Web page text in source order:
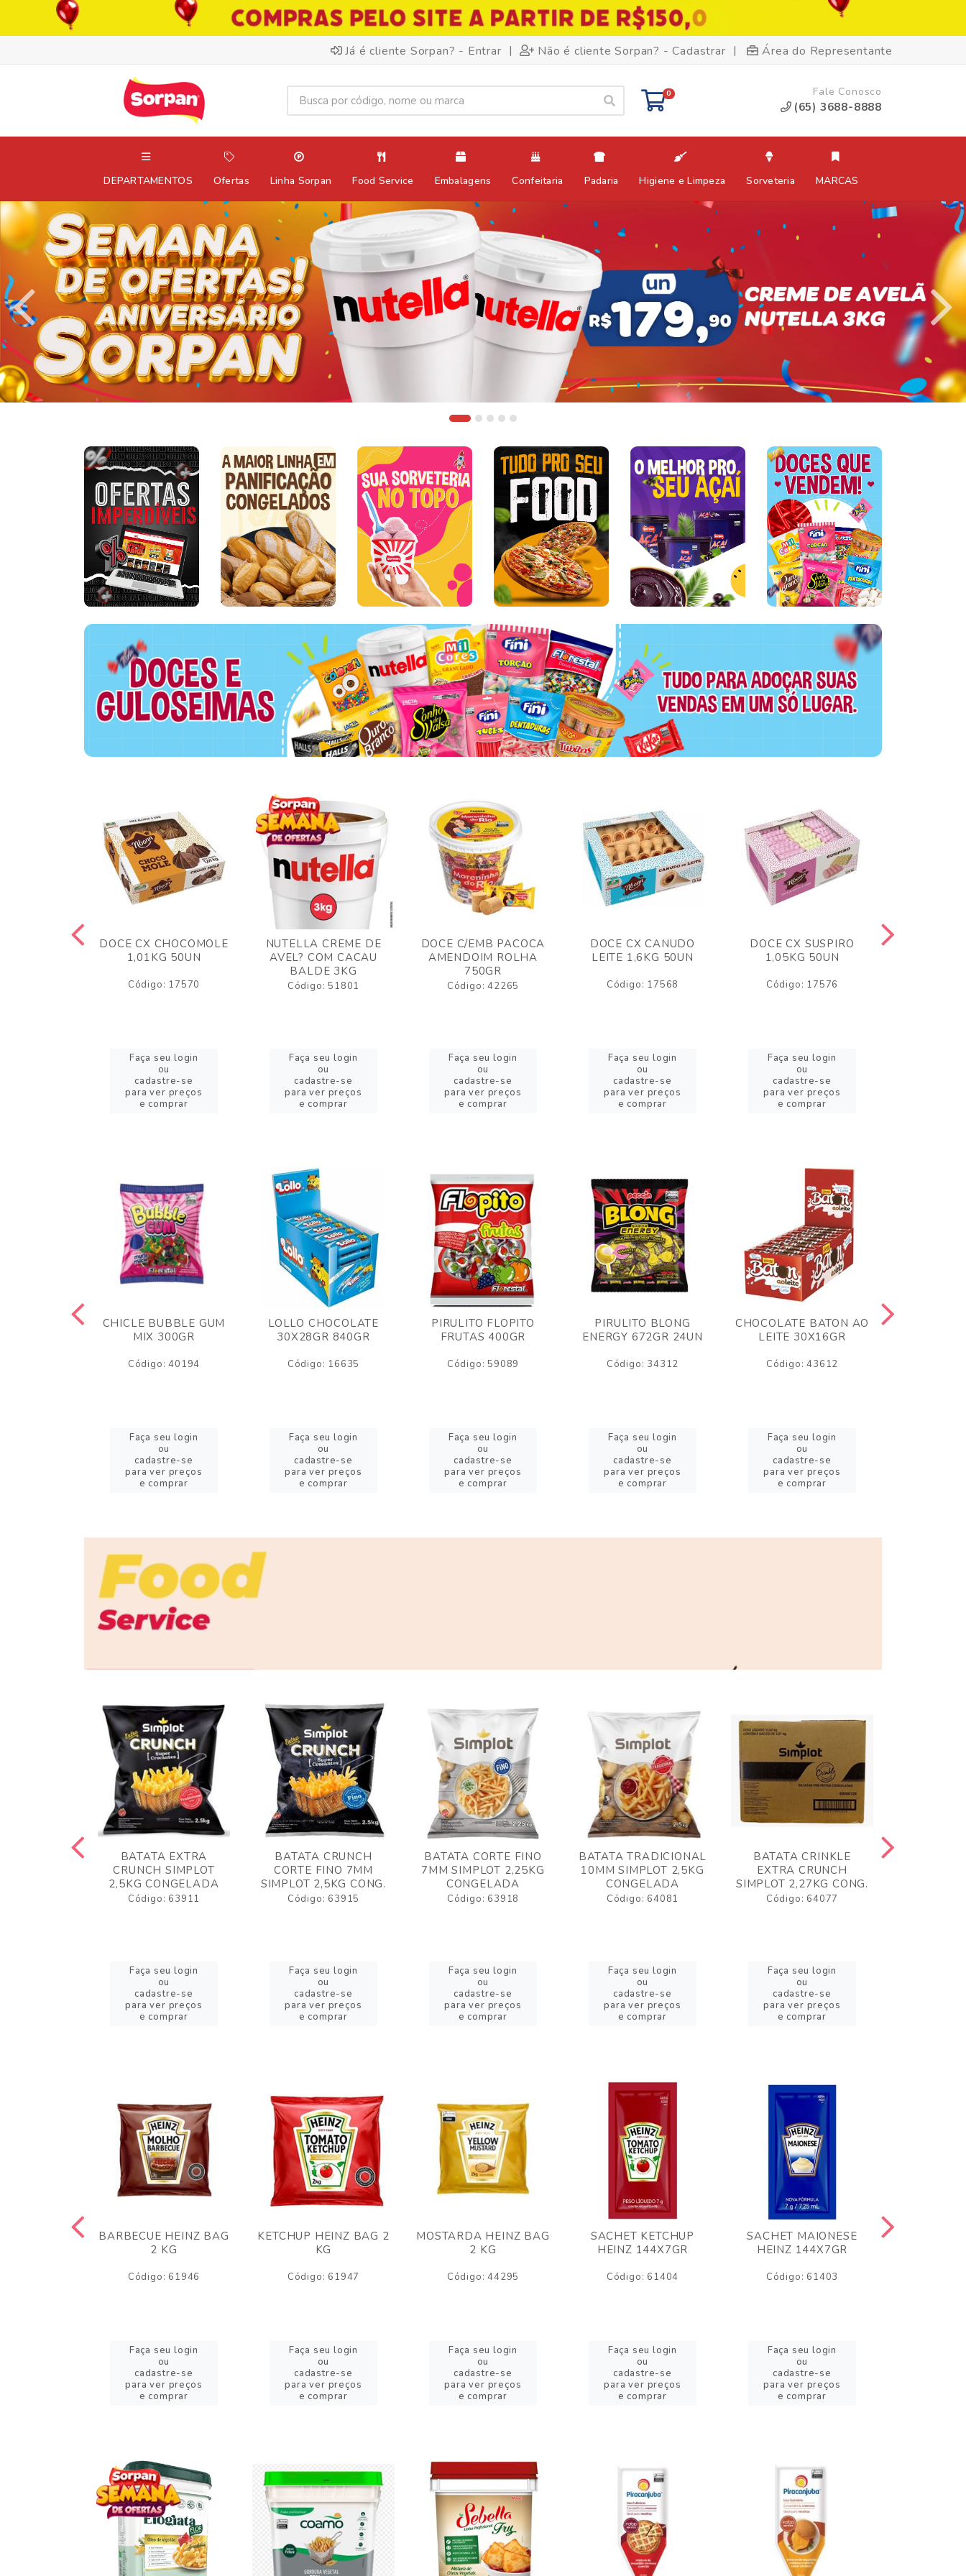
Já é cliente Sorpan? - Entrar | Não é cliente Sorpan? - Cadastrar | Área do Representante
0 Fale Conosco
(65) 3688-8888
DEPARTAMENTOS Ofertas Linha Sorpan Food Service Embalagens Confeitaria Padaria Higiene e Limpeza Sorveteria MARCAS
DOCE CX CHOCOMOLE
1,01KG 50UN
Código: 17570
Faça seu login
ou
cadastre-se
para ver preços
e comprar
NUTELLA CREME DE
AVEL? COM CACAU
BALDE 3KG
Código: 51801
Faça seu login
ou
cadastre-se
para ver preços
e comprar
DOCE C/EMB PACOCA
AMENDOIM ROLHA
750GR
Código: 42265
Faça seu login
ou
cadastre-se
para ver preços
e comprar
DOCE CX CANUDO
LEITE 1,6KG 50UN
Código: 17568
Faça seu login
ou
cadastre-se
para ver preços
e comprar
DOCE CX SUSPIRO
1,05KG 50UN
Código: 17576
Faça seu login
ou
cadastre-se
para ver preços
e comprar
CHICLE BUBBLE GUM
MIX 300GR
Código: 40194
Faça seu login
ou
cadastre-se
para ver preços
e comprar
LOLLO CHOCOLATE
30X28GR 840GR
Código: 16635
Faça seu login
ou
cadastre-se
para ver preços
e comprar
PIRULITO FLOPITO
FRUTAS 400GR
Código: 59089
Faça seu login
ou
cadastre-se
para ver preços
e comprar
PIRULITO BLONG
ENERGY 672GR 24UN
Código: 34312
Faça seu login
ou
cadastre-se
para ver preços
e comprar
CHOCOLATE BATON AO
LEITE 30X16GR
Código: 43612
Faça seu login
ou
cadastre-se
para ver preços
e comprar
BATATA EXTRA
CRUNCH SIMPLOT
2,5KG CONGELADA
Código: 63911
Faça seu login
ou
cadastre-se
para ver preços
e comprar
BATATA CRUNCH
CORTE FINO 7MM
SIMPLOT 2,5KG CONG.
Código: 63915
Faça seu login
ou
cadastre-se
para ver preços
e comprar
BATATA CORTE FINO
7MM SIMPLOT 2,25KG
CONGELADA
Código: 63918
Faça seu login
ou
cadastre-se
para ver preços
e comprar
BATATA TRADICIONAL
10MM SIMPLOT 2,5KG
CONGELADA
Código: 64081
Faça seu login
ou
cadastre-se
para ver preços
e comprar
BATATA CRINKLE
EXTRA CRUNCH
SIMPLOT 2,27KG CONG.
Código: 64077
Faça seu login
ou
cadastre-se
para ver preços
e comprar
BARBECUE HEINZ BAG
2 KG
Código: 61946
Faça seu login
ou
cadastre-se
para ver preços
e comprar
KETCHUP HEINZ BAG 2
KG
Código: 61947
Faça seu login
ou
cadastre-se
para ver preços
e comprar
MOSTARDA HEINZ BAG
2 KG
Código: 44295
Faça seu login
ou
cadastre-se
para ver preços
e comprar
SACHET KETCHUP
HEINZ 144X7GR
Código: 61404
Faça seu login
ou
cadastre-se
para ver preços
e comprar
SACHET MAIONESE
HEINZ 144X7GR
Código: 61403
Faça seu login
ou
cadastre-se
para ver preços
e comprar